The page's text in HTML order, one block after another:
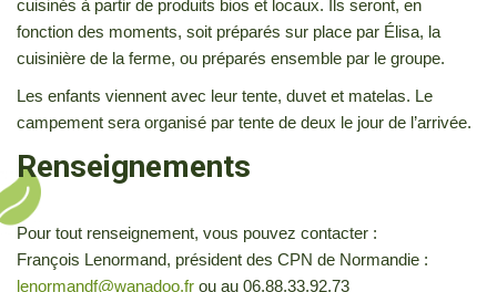
cuisinés à partir de produits bios et locaux. Ils seront, en
fonction des moments, soit préparés sur place par Élisa, la
cuisinière de la ferme, ou préparés ensemble par le groupe.
Les enfants viennent avec leur tente, duvet et matelas. Le
campement sera organisé par tente de deux le jour de l’arrivée.
Renseignements
Pour tout renseignement, vous pouvez contacter :
François Lenormand, président des CPN de Normandie :
lenormandf@wanadoo.fr ou au 06.88.33.92.73